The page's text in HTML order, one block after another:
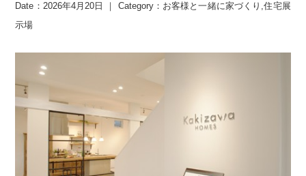
Date：2026年4月20日 ｜ Category： お客様と一緒に家づくり ,住宅展
示場